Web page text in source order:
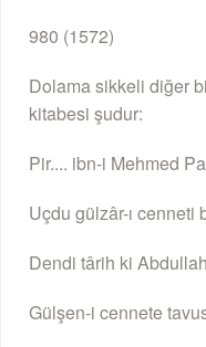
980 (1572)
Dolama sikkeli diğer
kitabesi şudur:
Pir.... ibn-i Mehmed
Uçdu gülzâr-ı cenneti
Dendi târih ki
Gülşen-i cennete